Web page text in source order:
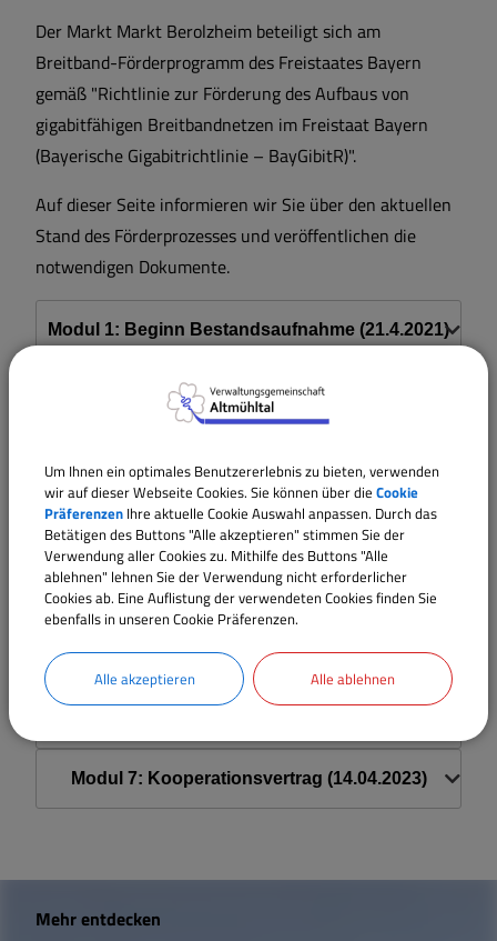
Wohnen und Bauen
Bildung und Soziales
Vereine und Gruppen
Sport und Freizeit
Sehenswertes
Satzungen und Verordnungen
Breitbandversorgung
Wärmeplanung
Der Markt Markt Berolzheim beteiligt sich am
Breitband-Förderprogramm des Freistaates Bayern
gemäß "Richtlinie zur Förderung des Aufbaus von
gigabitfähigen Breitbandnetzen im Freistaat Bayern
(Bayerische Gigabitrichtlinie – BayGibitR)".
Auf dieser Seite informieren wir Sie über den aktuellen
Stand des Förderprozesses und veröffentlichen die
notwendigen Dokumente.
Modul 1: Beginn Bestandsaufnahme (21.4.2021)
Modul 2: Markterkundung Bekanntmachung
(21.4.2021)
Modul 3: Ergebnis der Markterkundung
(07.12.2021)
Modul 4: Bekanntmachung Auswahlverfahren
(07.12.2021)
(12.09.2022)
Modul 7: Kooperationsvertrag (14.04.2023)
W
Mehr entdecken
Um Ihnen ein optimales Benutzererlebnis zu bieten, verwenden
wir auf dieser Webseite Cookies. Sie können über die Cookie
Präferenzen Ihre aktuelle Cookie Auswahl anpassen. Durch das
Betätigen des Buttons "Alle akzeptieren" stimmen Sie der
Verwendung aller Cookies zu. Mithilfe des Buttons "Alle
ablehnen" lehnen Sie der Verwendung nicht erforderlicher
Cookies ab. Eine Auflistung der verwendeten Cookies finden Sie
ebenfalls in unseren Cookie Präferenzen.
Alle akzeptieren Alle ablehnen